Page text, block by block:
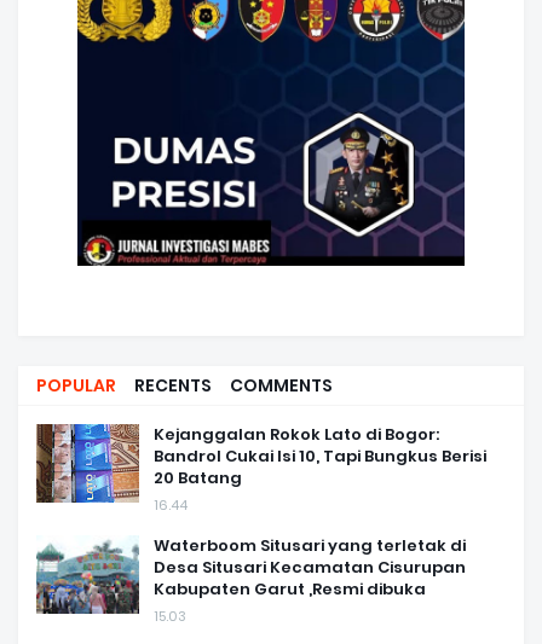
POPULAR RECENTS COMMENTS
Kejanggalan Rokok Lato di Bogor:
Bandrol Cukai Isi 10, Tapi Bungkus Berisi
20 Batang
16.44
Waterboom Situsari yang terletak di
Desa Situsari Kecamatan Cisurupan
Kabupaten Garut ,Resmi dibuka
15.03